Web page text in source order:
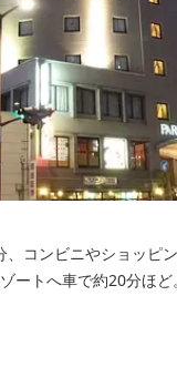
、コンビニやショッピ
ートへ車で約20分ほ